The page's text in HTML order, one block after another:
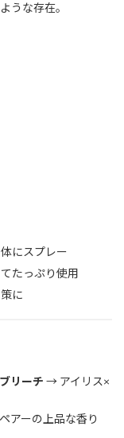
うな存在。
にスプレー
たっぷり使用
に
リーチ → アイリス×
アーの上品な香り